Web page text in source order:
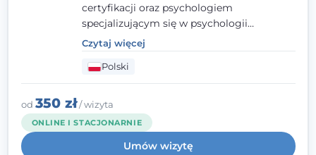
certyfikacji oraz psychologiem
specjalizującym się w psychologii
klinicznej. Ukończyłam również studia
podyplomowe z Praktycznej Diagnozy
Psychologicznej. Aktywnie uczestniczę w
działalności Polskiego Towarzystwa
Psychiatrycznego oraz Polskiego
Towarzystwa Psychologicznego, a także
jestem członkiem nadzwyczajnym
Wielkopolskiego Towarzystwa Terapii
Czytaj więcej
Polski
od 350 zł/ wizyta
ONLINE I STACJONARNIE
Umów wizytę